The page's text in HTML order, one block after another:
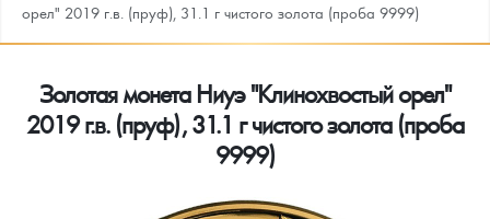
Каталог
Каталог Монет
Инвестиционные монеты
Инфо
Как сделать заказ
орел" 2019 г.в. (пруф), 31.1 г чистого золота (проба 9999)
Золотая монета Ниуэ "Клинохвостый орел"
2019 г.в. (пруф), 31.1 г чистого золота (проба
9999)